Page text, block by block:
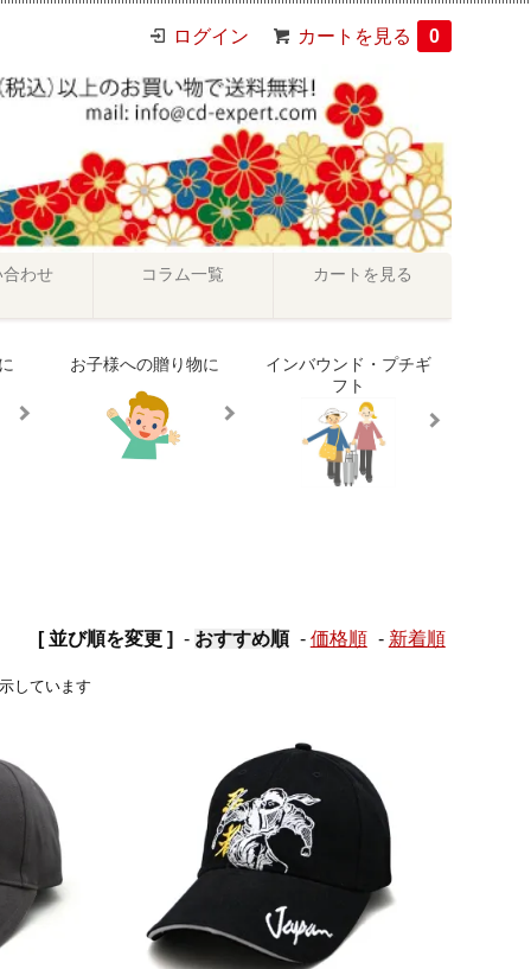
ログイン カートを見る 0
わせ コラム一覧 カートを見る
お子様への贈り物に
インバウンド・プチギ
フト
[ 並び順を変更 ] - おすすめ順 - 価格順 - 新着順
しています